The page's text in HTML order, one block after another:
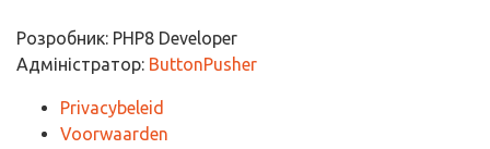
Розробник: PHP8 Developer
Адміністратор: ButtonPusher
Privacybeleid
Voorwaarden